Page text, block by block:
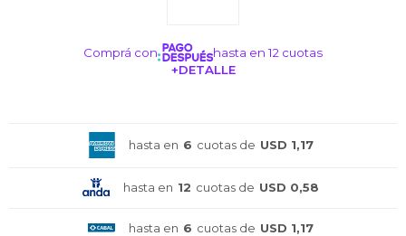
Comprá con
hasta en 12 cuotas
+DETALLE
hasta en 6 cuotas de USD 1,17
hasta en 12 cuotas de USD 0,58
hasta en 6 cuotas de USD 1,17